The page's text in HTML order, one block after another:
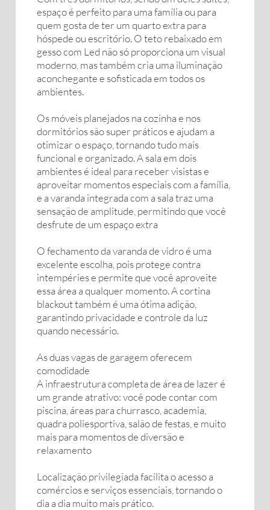
espaço é perfeito para uma família ou para
quem gosta de ter um quarto extra para
hóspede ou escritório. O teto rebaixado em
gesso com Led não só proporciona um visual
moderno, mas também cria uma iluminação
aconchegante e sofisticada em todos os
ambientes.
Os móveis planejados na cozinha e nos
dormitórios são super práticos e ajudam a
otimizar o espaço, tornando tudo mais
funcional e organizado. A sala em dois
ambientes é ideal para receber visistas e
aproveitar momentos especiais com a família,
e a varanda integrada com a sala traz uma
sensação de amplitude, permitindo que você
desfrute de um espaço extra
O fechamento da varanda de vidro é uma
excelente escolha, pois protege contra
intempéries e permite que você aproveite
essa área a qualquer momento. A cortina
blackout também é uma ótima adição,
garantindo privacidade e controle da luz
quando necessário.
As duas vagas de garagem oferecem
comodidade
A infraestrutura completa de área de lazer é
um grande atrativo: você pode contar com
piscina, áreas para churrasco, academia,
quadra poliesportiva, salão de festas, e muito
mais para momentos de diversão e
relaxamento
Localização privilegiada facilita o acesso a
comércios e serviços essenciais, tornando o
dia a dia muito mais prático.